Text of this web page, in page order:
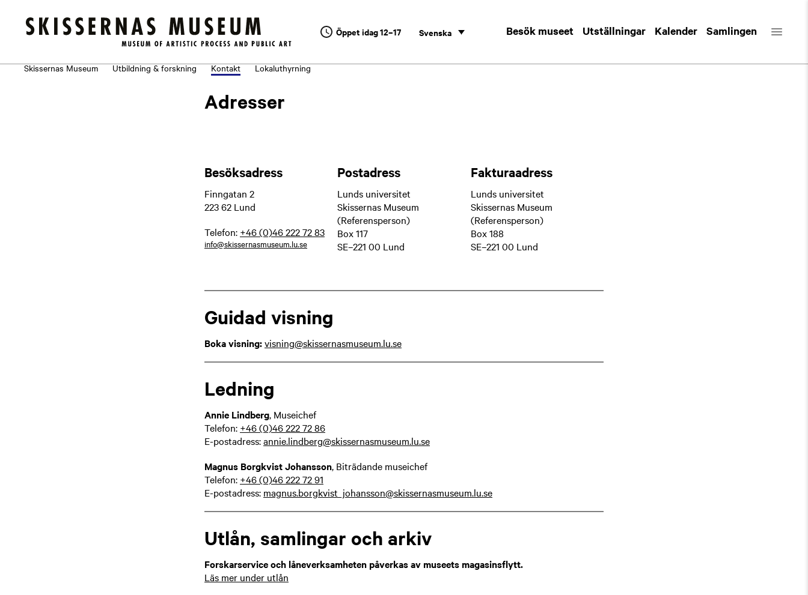
Öppet idag 12–17 Svenska Besök museet Utställningar Kalender Samlingen
Om museet
Skissernas Museum Utbildning & forskning Kontakt Lokaluthyrning
Adresser
Besöksadress
Finngatan 2
223 62 Lund
Telefon: +46 (0)46 222 72 83
info@skissernasmuseum.lu.se
Postadress
Lunds universitet
Skissernas Museum
(Referensperson)
Box 117
SE–221 00 Lund
Fakturaadress
Lunds universitet
Skissernas Museum
(Referensperson)
Box 188
SE–221 00 Lund
Guidad visning
Boka visning:visning@skissernasmuseum.lu.se
Ledning
Annie Lindberg, Museichef
Telefon: +46 (0)46 222 72 86
E-postadress:annie.lindberg@skissernasmuseum.lu.se
Magnus Borgkvist Johansson, Biträdande museichef
Telefon: +46 (0)46 222 72 91
E-postadress: magnus.borgkvist_johansson@skissernasmuseum.lu.se
Utlån, samlingar och arkiv
Forskarservice och låneverksamheten påverkas av museets magasinsflytt.
Läs mer under utlån